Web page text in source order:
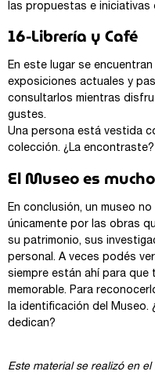
las propuestas e iniciativas
16-Librería y Café
En este lugar se
exposiciones actuales y
consultarlos mientras
gustes.
Una persona está vestida
colección. ¿La encontraste?
El Museo es
En conclusión, un museo
únicamente por las obras
su patrimonio, sus
personal. A veces podés
siempre están ahí para que
memorable. Para
la identificación del Museo.
dedican?
Este material se realizó en